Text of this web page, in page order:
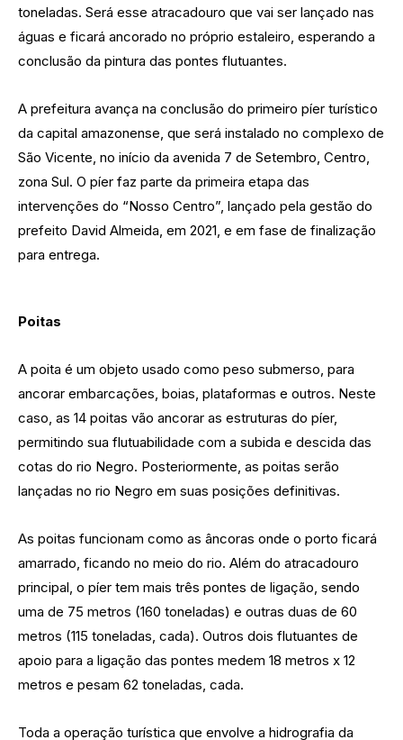
toneladas. Será esse atracadouro que vai ser lançado nas
águas e ficará ancorado no próprio estaleiro, esperando a
conclusão da pintura das pontes flutuantes.
A prefeitura avança na conclusão do primeiro píer turístico
da capital amazonense, que será instalado no complexo de
São Vicente, no início da avenida 7 de Setembro, Centro,
zona Sul. O píer faz parte da primeira etapa das
intervenções do “Nosso Centro”, lançado pela gestão do
prefeito David Almeida, em 2021, e em fase de finalização
para entrega.
Poitas
A poita é um objeto usado como peso submerso, para
ancorar embarcações, boias, plataformas e outros. Neste
caso, as 14 poitas vão ancorar as estruturas do píer,
permitindo sua flutuabilidade com a subida e descida das
cotas do rio Negro. Posteriormente, as poitas serão
lançadas no rio Negro em suas posições definitivas.
As poitas funcionam como as âncoras onde o porto ficará
amarrado, ficando no meio do rio. Além do atracadouro
principal, o píer tem mais três pontes de ligação, sendo
uma de 75 metros (160 toneladas) e outras duas de 60
metros (115 toneladas, cada). Outros dois flutuantes de
apoio para a ligação das pontes medem 18 metros x 12
metros e pesam 62 toneladas, cada.
Toda a operação turística que envolve a hidrografia da